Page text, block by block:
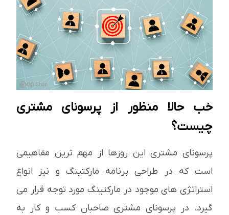
خب حالا منظور از پرسونای مشتری
چیست؟
پرسونای مشتری این روزها از مهم ترین مفاهیمی
است که در طراحی برنامه مارکتینگ و نیز انواع
استراتژی های موجود در مارکتینگ مورد توجه قرار می
گیرد. در پرسونای مشتری صاحبان کسب و کار به